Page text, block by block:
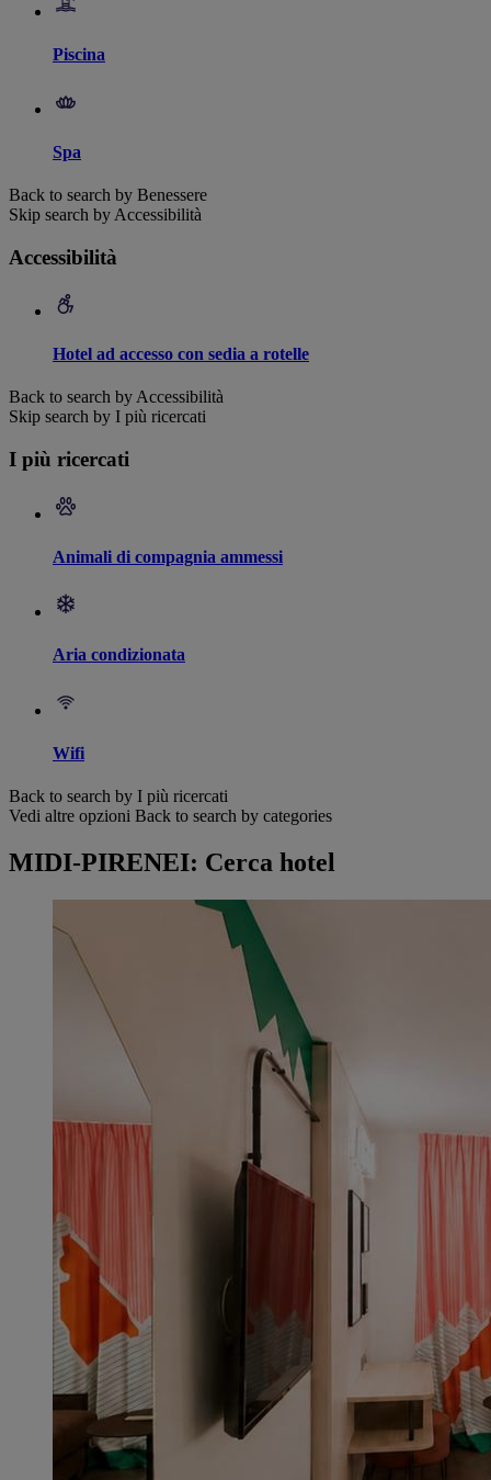
Piscina
Spa
Back to search by Benessere
Skip search by Accessibilità
Accessibilità
Hotel ad accesso con sedia a rotelle
Back to search by Accessibilità
Skip search by I più ricercati
I più ricercati
Animali di compagnia ammessi
Aria condizionata
Wifi
Back to search by I più ricercati
Vedi altre opzioni Back to search by categories
MIDI-PIRENEI: Cerca hotel